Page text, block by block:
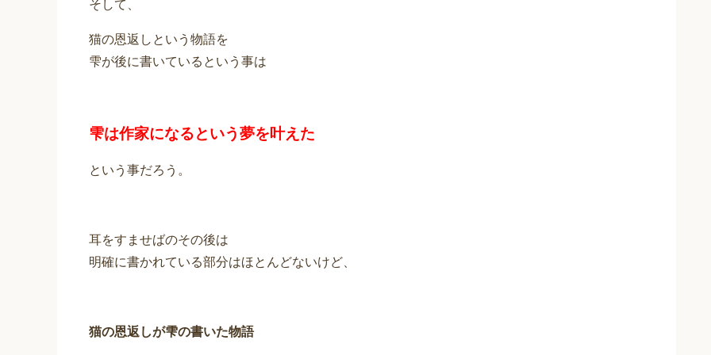
そして、
猫の恩返しという物語を
雫が後に書いているという事は
雫は作家になるという夢を叶えた
という事だろう。
耳をすませばのその後は
明確に書かれている部分はほとんどないけど、
猫の恩返しが雫の書いた物語